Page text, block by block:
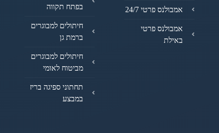
אמבולנס פרטי 24/7
אמבולנס פרטי
באילת
בפתח תקווה
חיתולים למבוגרים
ברמת גן
חיתולים למבוגרים
מביטוח לאומי
תחתוני ספיגה בריז
במבצע